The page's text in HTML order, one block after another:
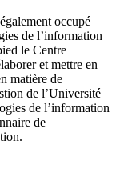
occupé
de l’information
le Centre
et mettre en
matière de
de l’Université
de l’information
de